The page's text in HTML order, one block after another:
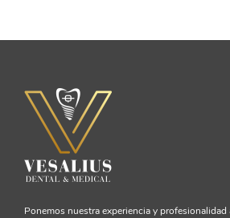
Ponemos nuestra experiencia y